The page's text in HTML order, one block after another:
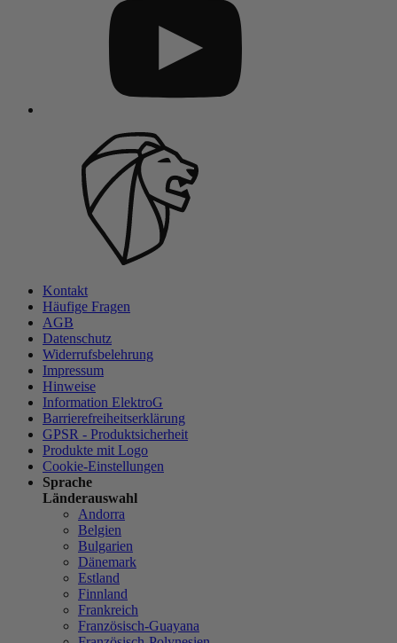
Kontakt
Häufige Fragen
AGB
Datenschutz
Widerrufsbelehrung
Impressum
Hinweise
Information ElektroG
Barrierefreiheitserklärung
GPSR - Produktsicherheit
Produkte mit Logo
Cookie-Einstellungen
Sprache
Länderauswahl
Andorra
Belgien
Bulgarien
Dänemark
Estland
Finnland
Frankreich
Französisch-Guayana